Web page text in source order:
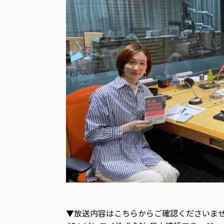
▼放送内容はこちらからご確認くださいま